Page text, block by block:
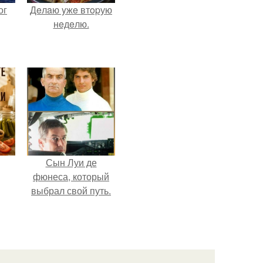
Дeлaю yжe втopую
нeдeлю.
Сын Луи де
фюнеса, который
выбрал свой путь.